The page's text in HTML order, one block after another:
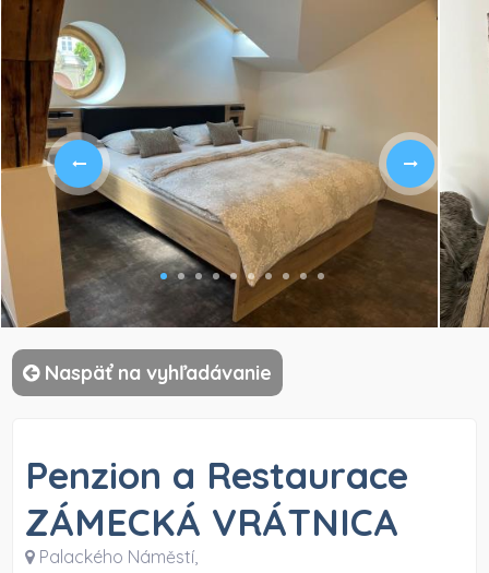
Naspäť na vyhľadávanie
Penzion a Restaurace
ZÁMECKÁ VRÁTNICA
Palackého Náměstí,